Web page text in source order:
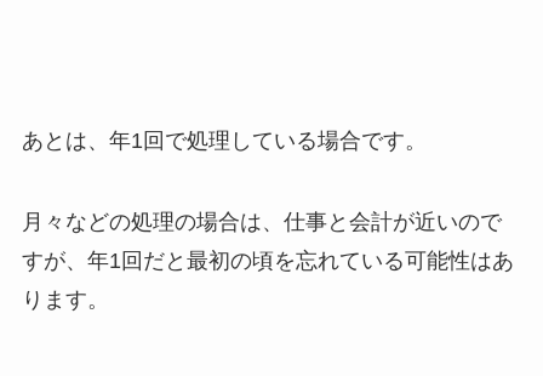
あとは、年1回で処理している場合です。
月々などの処理の場合は、仕事と会計が近いので
すが、年1回だと最初の頃を忘れている可能性はあ
ります。